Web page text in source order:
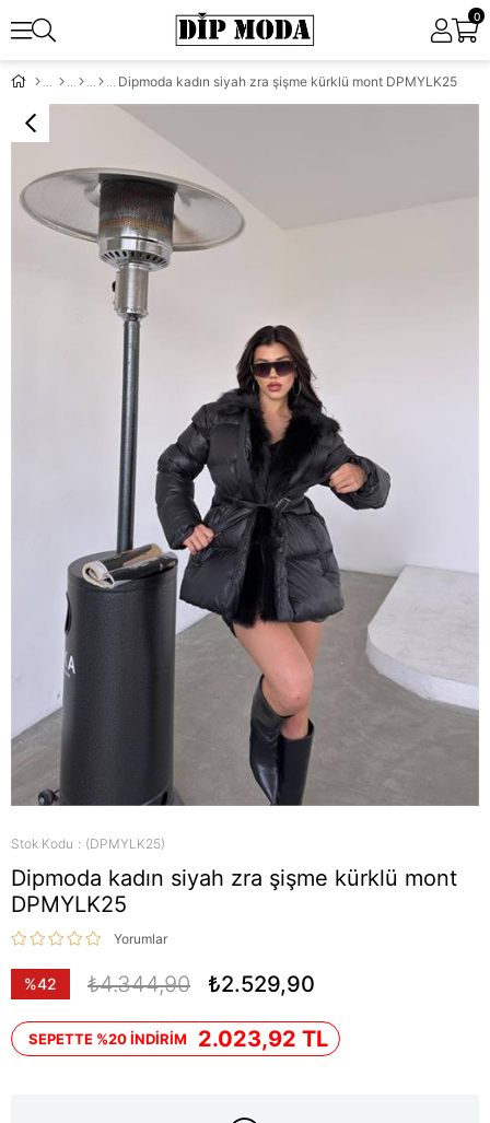
0
Dipmoda kadın siyah zra şişme kürklü mont DPMYLK25
Stok Kodu (DPMYLK25)
Dipmoda kadın siyah zra şişme kürklü mont
DPMYLK25
Yorumlar
%42
₺4.344,90 ₺2.529,90
SEPETTE %20 İNDİRİM 2.023,92 TL